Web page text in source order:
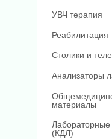
УВЧ терапия
Реабилитация
Столики и
Анализаторы
материалы
(КДЛ)